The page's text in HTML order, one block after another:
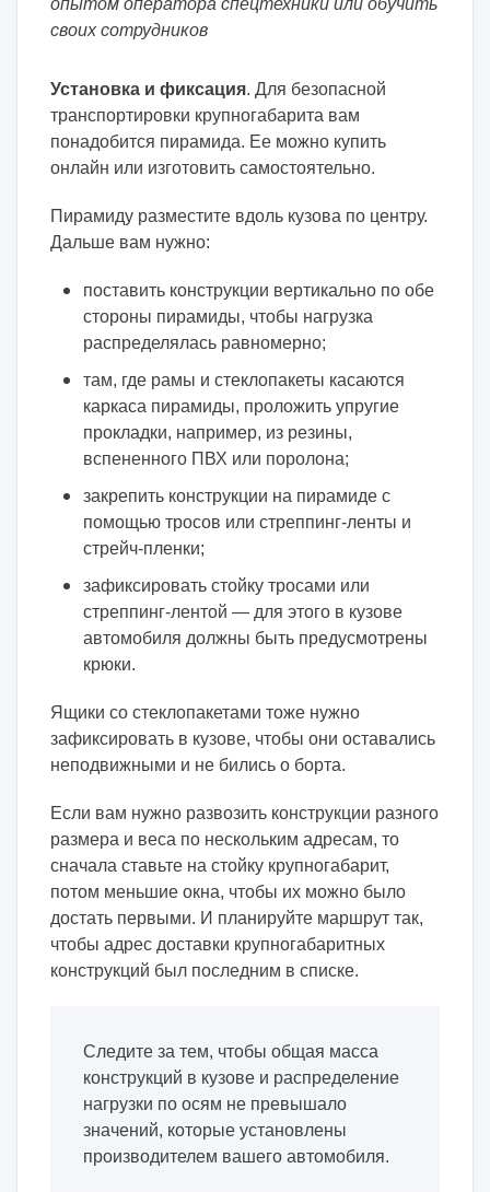
своих сотрудников
Установка и фиксация. Для безопасной
транспортировки крупногабарита вам
понадобится пирамида. Ее можно купить
онлайн или изготовить самостоятельно.
Пирамиду разместите вдоль кузова по центру.
Дальше вам нужно:
поставить конструкции вертикально по обе
стороны пирамиды, чтобы нагрузка
распределялась равномерно;
там, где рамы и стеклопакеты касаются
каркаса пирамиды, проложить упругие
прокладки, например, из резины,
вспененного ПВХ или поролона;
закрепить конструкции на пирамиде с
помощью тросов или стреппинг-ленты и
стрейч-пленки;
зафиксировать стойку тросами или
стреппинг-лентой — для этого в кузове
автомобиля должны быть предусмотрены
крюки.
Ящики со стеклопакетами тоже нужно
зафиксировать в кузове, чтобы они оставались
неподвижными и не бились о борта.
Если вам нужно развозить конструкции разного
размера и веса по нескольким адресам, то
сначала ставьте на стойку крупногабарит,
потом меньшие окна, чтобы их можно было
достать первыми. И планируйте маршрут так,
чтобы адрес доставки крупногабаритных
конструкций был последним в списке.
Следите за тем, чтобы общая масса
конструкций в кузове и распределение
нагрузки по осям не превышало
значений, которые установлены
производителем вашего автомобиля.